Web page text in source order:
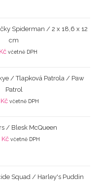
Spiderman / 2 x 18,6 x 12
cm
Kč včetně DPH
/ Tlapková Patrola / Paw
Patrol
Kč včetně DPH
/ Blesk McQueen
Kč včetně DPH
Squad / Harley's Puddin